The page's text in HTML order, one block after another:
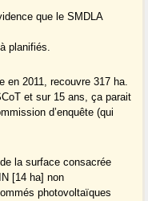
que le SMDLA
planifiés.
en 2011, recouvre 317 ha.
et sur 15 ans, ça parait
d’enquête (qui
la surface consacrée
[14 ha] non
photovoltaïques